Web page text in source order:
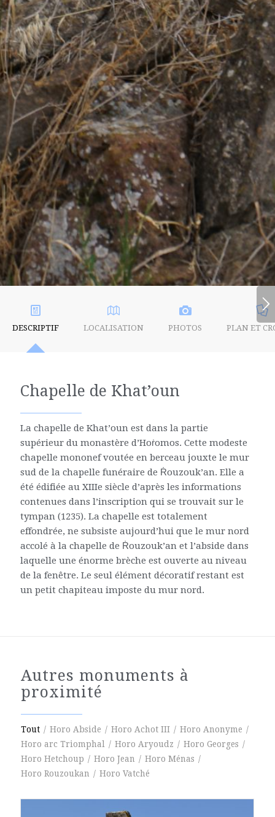
DESCRIPTIF LOCALISATION PHOTOS PLAN ET
Chapelle de Khat’oun
La chapelle de Khat’oun est dans la partie
supérieur du monastère d’Hoṙomos. Cette modeste
chapelle mononef voutée en berceau jouxte le mur
sud de la chapelle funéraire de Ṙouzouk’an. Elle a
été édifiée au XIIIe siècle d’après les informations
contenues dans l’inscription qui se trouvait sur le
tympan (1235). La chapelle est totalement
effondrée, ne subsiste aujourd’hui que le mur nord
accolé à la chapelle de Ṙouzouk’an et l’abside dans
laquelle une énorme brèche est ouverte au niveau
de la fenêtre. Le seul élément décoratif restant est
un petit chapiteau imposte du mur nord.
Autres monuments à
proximité
Tout / Horo Abside / Horo Achot III / Horo Anonyme /
Horo arc Triomphal
/ Horo Aryoudz / Horo Georges /
Horo Hetchoup / Horo Jean / Horo Ménas /
Horo Rouzoukan / Horo Vatché